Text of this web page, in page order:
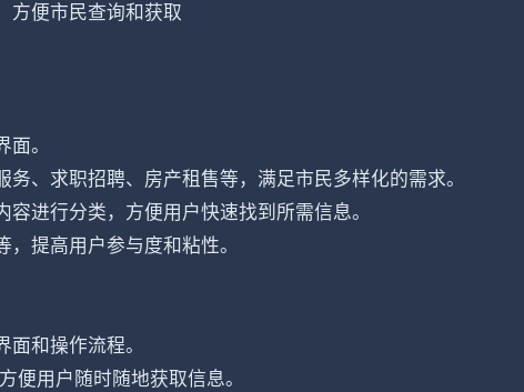
方便市民查询和获取
。
、求职招聘、房产租售等，满足市民多样化的需求。
进行分类，方便用户快速找到所需信息。
提高用户参与度和粘性。
和操作流程。
便用户随时随地获取信息。